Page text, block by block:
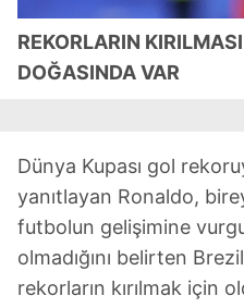
REKORLARIN
DOĞASINDA VAR
Dünya Kupası gol
yanıtlayan Ronaldo,
futbolun gelişimine vurgu
olmadığını belirten
rekorların kırılmak için